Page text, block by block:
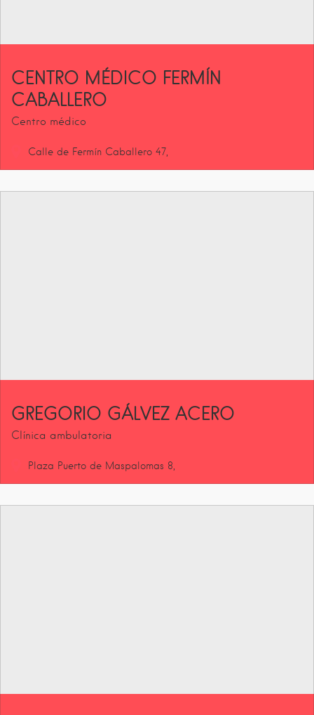
CENTRO MÉDICO FERMÍN
CABALLERO
Centro médico
Calle de Fermín Caballero 47
GREGORIO GÁLVEZ ACERO
Clínica ambulatoria
Plaza Puerto de Maspalomas 8